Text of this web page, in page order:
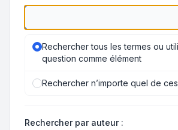
Rechercher tous les termes ou
question comme élément
Rechercher n’importe quel de
Rechercher par auteur :